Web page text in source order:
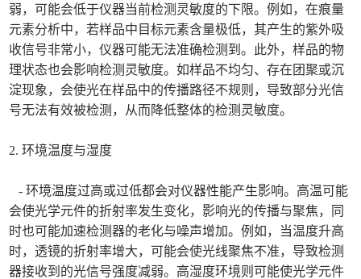
弱，可能会低于仪器当前检测灵敏度的下限。例如，在痕量
元素分析中，若样品中目标元素含量极低，其产生的紫外吸
收信号非常小，仪器可能无法准确检测到。此外，样品的物
理状态也会影响检测灵敏度。如样品不均匀、存在团聚或沉
淀现象，会使光在样品中的传播路径不规则，导致部分光信
号无法有效被检测，从而降低整体的检测灵敏度。
2. 环境温度与湿度
- 环境温度过高或过低都会对仪器性能产生影响。高温可能
会使光学元件的折射率发生变化，影响光的传播与聚焦，同
时也可能加速检测器的老化与噪声增加。例如，当温度升高
时，透镜的折射率增大，可能会使光线聚焦不准，导致检测
器接收到的光信号强度减弱。高湿度环境则可能使光学元件